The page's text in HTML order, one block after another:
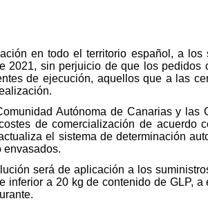
en todo el territorio español, a los
sin perjuicio de que los pedidos
de ejecución, aquellos que a las
Autónoma de Canarias y las
de comercialización de acuerdo
el sistema de determinación
envasados.
será de aplicación a los
inferior a 20 kg de contenido de GLP,